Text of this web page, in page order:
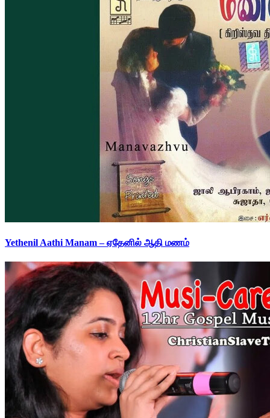
Yethenil Aathi Manam – ஏதேனில் ஆதி மணம்